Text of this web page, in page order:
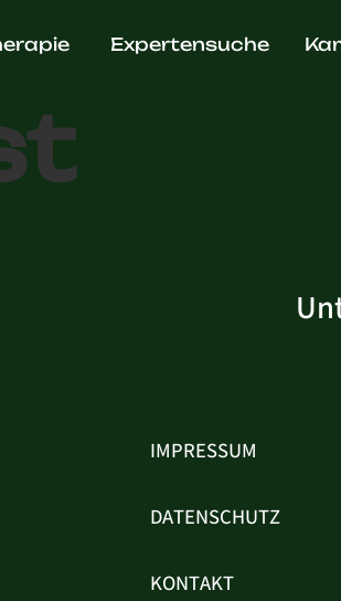
Expertensuche
IMPRESSUM
DATENSCHUTZ
KONTAKT